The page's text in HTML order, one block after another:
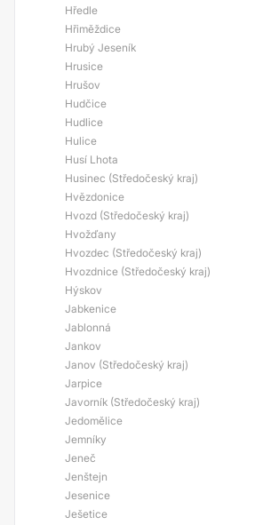
Hředle
Hřiměždice
Hrubý Jeseník
Hrusice
Hrušov
Hudčice
Hudlice
Hulice
Husí Lhota
Husinec (Středočeský kraj)
Hvězdonice
Hvozd (Středočeský kraj)
Hvožďany
Hvozdec (Středočeský kraj)
Hvozdnice (Středočeský kraj)
Hýskov
Jabkenice
Jablonná
Jankov
Janov (Středočeský kraj)
Jarpice
Javorník (Středočeský kraj)
Jedomělice
Jemníky
Jeneč
Jenštejn
Jesenice
Ješetice